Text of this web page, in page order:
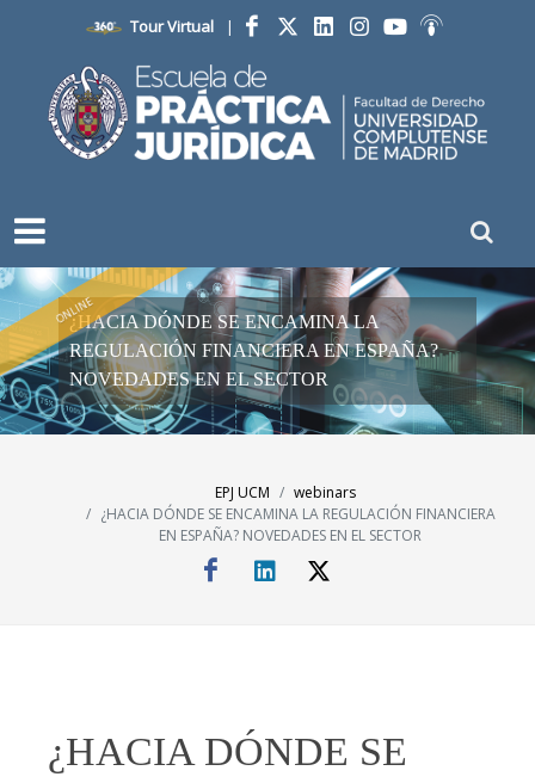
Tour Virtual |
Facebook
ONLINE
¿HACIA DÓNDE SE ENCAMINA LA
REGULACIÓN FINANCIERA EN ESPAÑA?
NOVEDADES EN EL SECTOR
EPJ UCM
webinars
¿HACIA DÓNDE SE ENCAMINA LA REGULACIÓN FINANCIERA
EN ESPAÑA? NOVEDADES EN EL SECTOR
¿HACIA DÓNDE SE